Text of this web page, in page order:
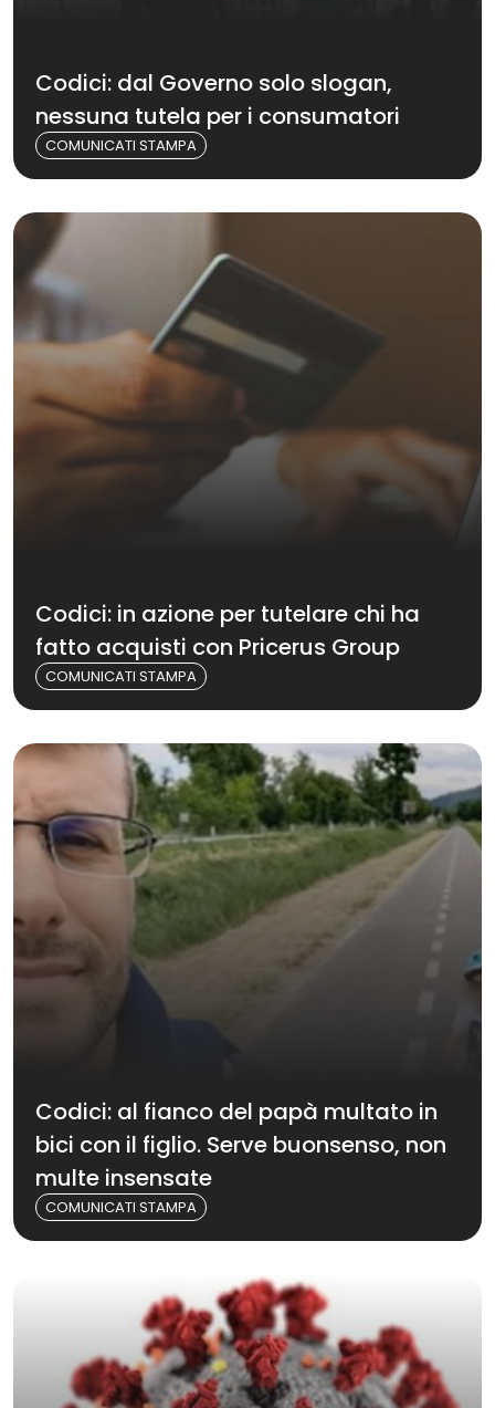
Codici: dal Governo solo slogan,
nessuna tutela per i consumatori
COMUNICATI STAMPA
Codici: in azione per tutelare chi ha
fatto acquisti con Pricerus Group
COMUNICATI STAMPA
Codici: al fianco del papà multato in
bici con il figlio. Serve buonsenso, non
multe insensate
COMUNICATI STAMPA